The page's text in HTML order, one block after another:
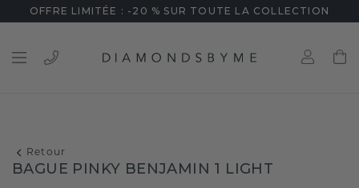
OFFRE LIMITÉE : -20 % SUR TOUTE LA COLLECTION
Retour
BAGUE PINKY BENJAMIN 1 LIGHT